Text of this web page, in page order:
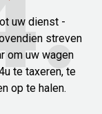
uw dienst -
streven
om uw wagen
te taxeren, te
op te halen.